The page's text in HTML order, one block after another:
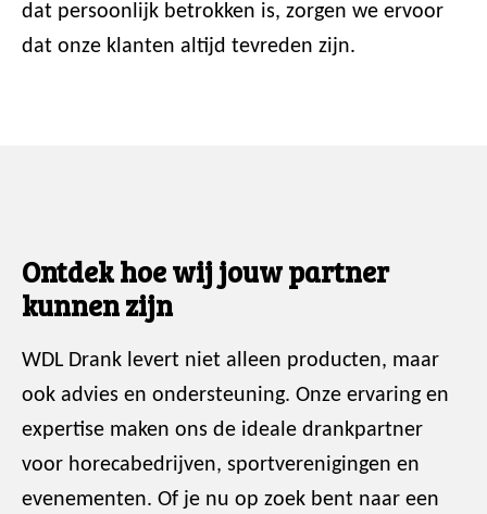
dat persoonlijk betrokken is, zorgen we ervoor
dat onze klanten altijd tevreden zijn.
Ontdek hoe wij jouw partner
kunnen zijn
WDL Drank levert niet alleen producten, maar
ook advies en ondersteuning. Onze ervaring en
expertise maken ons de ideale drankpartner
voor horecabedrijven, sportverenigingen en
evenementen. Of je nu op zoek bent naar een